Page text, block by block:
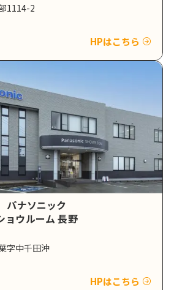
1114-2
HPはこちら
パナソニック
ョウルーム 長野
字中千田沖
HPはこちら